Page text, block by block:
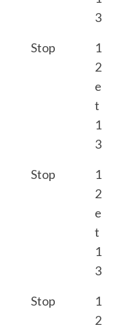
3
Stop
1
2
e
t
1
3
Stop
1
2
e
t
1
3
Stop
1
2